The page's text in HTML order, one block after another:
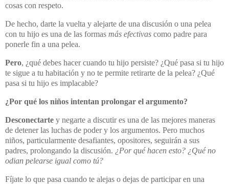
cosas con respeto.
De hecho, darte la vuelta y alejarte de una discusión o una pelea
con tu hijo es una de las formas más efectivas como padre para
ponerle fin a una pelea.
Pero, ¿qué debes hacer cuando tu hijo persiste? ¿Qué pasa si tu hijo
te sigue a tu habitación y no te permite retirarte de la pelea? ¿Qué
pasa si tu hijo es implacable?
¿Por qué los niños intentan prolongar el argumento?
Desconectarte y negarte a discutir es una de las mejores maneras
de detener las luchas de poder y los argumentos. Pero muchos
niños, particularmente desafiantes, opositores, seguirán a sus
padres, prolongando la discusión. ¿Por qué hacen esto? ¿Qué no
odian pelearse igual como tú?
Fíjate lo que pasa cuando te alejas o dejas de participar en una